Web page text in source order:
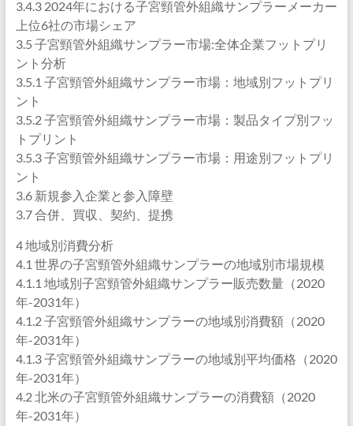
3.4.3 2024年における子宮頸管外組織サンプラーメーカー
上位6社の市場シェア
3.5 子宮頸管外組織サンプラー市場:全体企業フットプリ
ント分析
3.5.1 子宮頸管外組織サンプラー市場：地域別フットプリ
ント
3.5.2 子宮頸管外組織サンプラー市場：製品タイプ別フッ
トプリント
3.5.3 子宮頸管外組織サンプラー市場：用途別フットプリ
ント
3.6 新規参入企業と参入障壁
3.7 合併、買収、契約、提携
4 地域別消費分析
4.1 世界の子宮頸管外組織サンプラーの地域別市場規模
4.1.1 地域別子宮頸管外組織サンプラー販売数量（2020
年-2031年）
4.1.2 子宮頸管外組織サンプラーの地域別消費額（2020
年-2031年）
4.1.3 子宮頸管外組織サンプラーの地域別平均価格（2020
年-2031年）
4.2 北米の子宮頸管外組織サンプラーの消費額（2020
年-2031年）